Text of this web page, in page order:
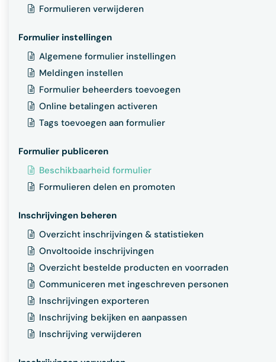
Formulieren verwijderen
Formulier instellingen
Algemene formulier instellingen
Meldingen instellen
Formulier beheerders toevoegen
Online betalingen activeren
Tags toevoegen aan formulier
Formulier publiceren
Beschikbaarheid formulier
Formulieren delen en promoten
Inschrijvingen beheren
Overzicht inschrijvingen & statistieken
Onvoltooide inschrijvingen
Overzicht bestelde producten en voorraden
Communiceren met ingeschreven personen
Inschrijvingen exporteren
Inschrijving bekijken en aanpassen
Inschrijving verwijderen